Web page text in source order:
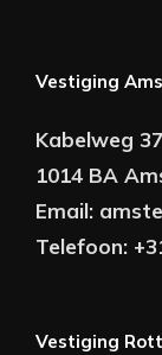
Vestiging
Kabelweg 37
1014 BA
Email:
Telefoon:
Vestiging